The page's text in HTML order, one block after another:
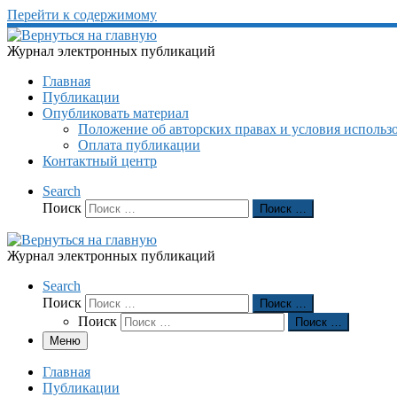
Перейти к содержимому
Журнал электронных публикаций
Главная
Публикации
Опубликовать материал
Положение об авторских правах и условия
Оплата публикации
Контактный центр
Search
Поиск
Поиск …
Журнал электронных публикаций
Search
Поиск
Поиск …
Поиск
Поиск …
Меню
Главная
Публикации